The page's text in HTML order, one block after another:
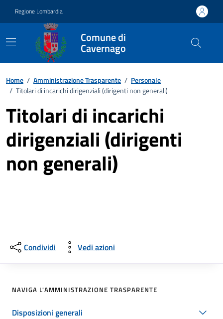
Regione Lombardia
Comune di
Cavernago
Home / Amministrazione Trasparente / Personale
/ Titolari di incarichi dirigenziali (dirigenti non generali)
Titolari di incarichi
dirigenziali (dirigenti
non generali)
Condividi Vedi azioni
NAVIGA L'AMMINISTRAZIONE TRASPARENTE
Disposizioni generali